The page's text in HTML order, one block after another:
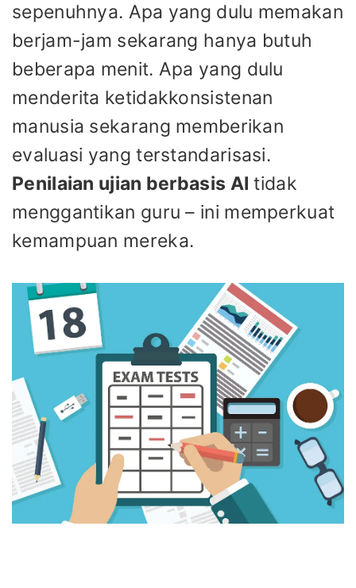
sepenuhnya. Apa yang dulu memakan
berjam-jam sekarang hanya butuh
beberapa menit. Apa yang dulu
menderita ketidakkonsistenan
manusia sekarang memberikan
evaluasi yang terstandarisasi.
Penilaian ujian berbasis AI tidak
menggantikan guru – ini memperkuat
kemampuan mereka.